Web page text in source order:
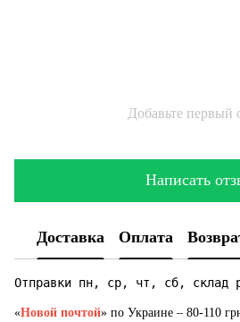
Добавьте первый
Написать
Доставка Оплата
Отправки пн, ср, чт, сб, склад
«Новой почтой» по Украине – 80-110